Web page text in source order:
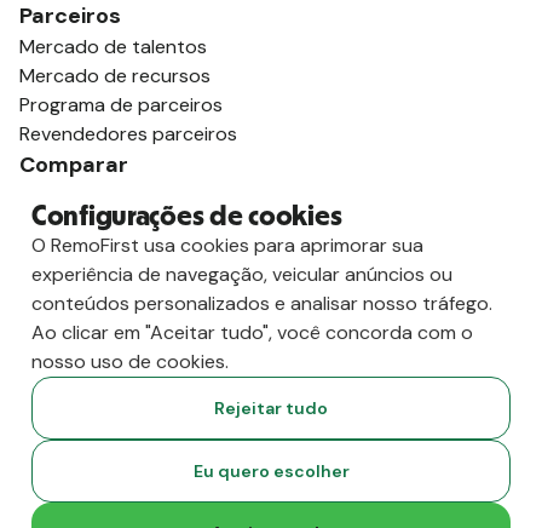
Parceiros
Mercado de talentos
Mercado de recursos
Programa de parceiros
Revendedores parceiros
Comparar
vs. Remoto
vs. Oyster
vs. Multiplicador
Configurações de cookies
O RemoFirst usa cookies para aprimorar sua
experiência de navegação, veicular anúncios ou
conteúdos personalizados e analisar nosso tráfego.
Ao clicar em "Aceitar tudo", você concorda com o
nosso uso de cookies.
Rejeitar tudo
Eu quero escolher